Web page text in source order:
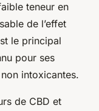
teneur en
de l’effet
le principal
pour ses
intoxicantes.
de CBD et